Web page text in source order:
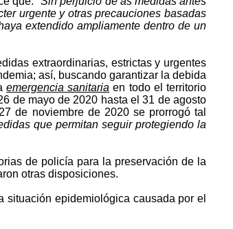
urgente y otras precauciones basadas
extendido ampliamente dentro de un
extraordinarias, estrictas y urgentes
así, buscando garantizar la debida
emergencia sanitaria en todo el territorio
de mayo de 2020 hasta el 31 de agosto
de noviembre de 2020 se prorrogó tal
que permitan seguir protegiendo la
de policía para la preservación de la
otras disposiciones.
epidemiológica causada por el